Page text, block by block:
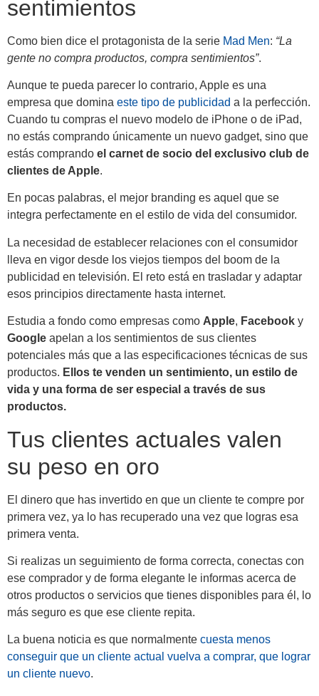
sentimientos
Como bien dice el protagonista de la serie Mad Men: “La
gente no compra productos, compra sentimientos”.
Aunque te pueda parecer lo contrario, Apple es una
empresa que domina este tipo de publicidad a la perfección.
Cuando tu compras el nuevo modelo de iPhone o de iPad,
no estás comprando únicamente un nuevo gadget, sino que
estás comprando el carnet de socio del exclusivo club de
clientes de Apple.
En pocas palabras, el mejor branding es aquel que se
integra perfectamente en el estilo de vida del consumidor.
La necesidad de establecer relaciones con el consumidor
lleva en vigor desde los viejos tiempos del boom de la
publicidad en televisión. El reto está en trasladar y adaptar
esos principios directamente hasta internet.
Estudia a fondo como empresas como Apple, Facebook y
Google apelan a los sentimientos de sus clientes
potenciales más que a las especificaciones técnicas de sus
productos. Ellos te venden un sentimiento, un estilo de
vida y una forma de ser especial a través de sus
productos.
Tus clientes actuales valen
su peso en oro
El dinero que has invertido en que un cliente te compre por
primera vez, ya lo has recuperado una vez que logras esa
primera venta.
Si realizas un seguimiento de forma correcta, conectas con
ese comprador y de forma elegante le informas acerca de
otros productos o servicios que tienes disponibles para él, lo
más seguro es que ese cliente repita.
La buena noticia es que normalmente cuesta menos
conseguir que un cliente actual vuelva a comprar, que lograr
un cliente nuevo.